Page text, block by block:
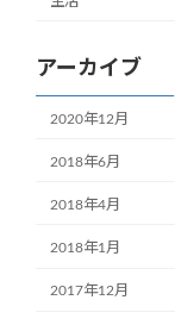
アーカイブ
2020年12月
2018年6月
2018年4月
2018年1月
2017年12月